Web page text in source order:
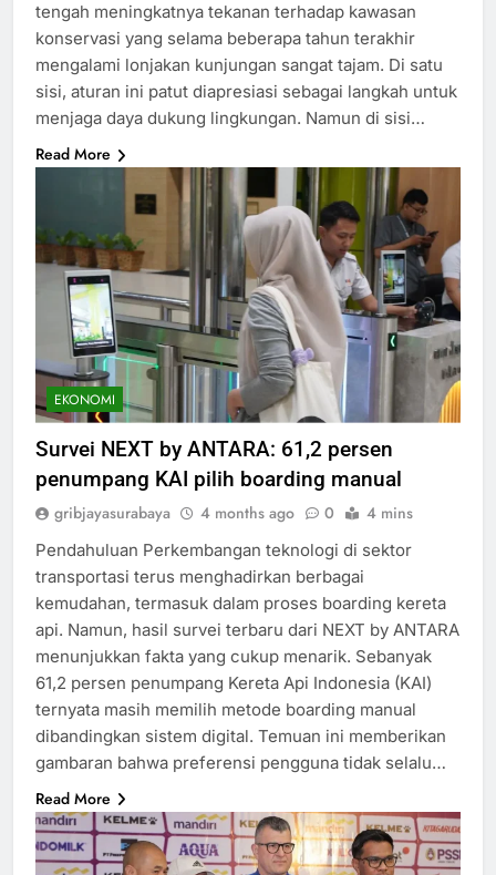
tengah meningkatnya tekanan terhadap kawasan
konservasi yang selama beberapa tahun terakhir
mengalami lonjakan kunjungan sangat tajam. Di satu
sisi, aturan ini patut diapresiasi sebagai langkah untuk
menjaga daya dukung lingkungan. Namun di sisi…
Read More
EKONOMI
Survei NEXT by ANTARA: 61,2 persen
penumpang KAI pilih boarding manual
gribjayasurabaya 4 months ago 0 4 mins
Pendahuluan Perkembangan teknologi di sektor
transportasi terus menghadirkan berbagai
kemudahan, termasuk dalam proses boarding kereta
api. Namun, hasil survei terbaru dari NEXT by ANTARA
menunjukkan fakta yang cukup menarik. Sebanyak
61,2 persen penumpang Kereta Api Indonesia (KAI)
ternyata masih memilih metode boarding manual
dibandingkan sistem digital. Temuan ini memberikan
gambaran bahwa preferensi pengguna tidak selalu…
Read More